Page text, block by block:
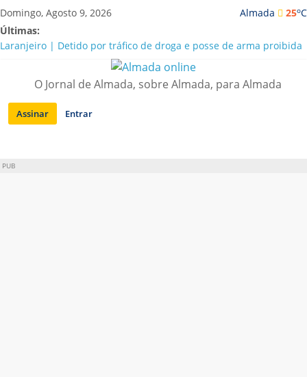
Saltar
para
conteúdo
Almada 25oC
Domingo, Agosto 9, 2026
Últimas:
Laranjeiro | Detido por tráfico de droga e posse de arma proibida
A “crise” da água em Almada: ilações e ensinamentos necessários
Costa da Caparica | Polícia Marítima e ASAE detectam
irregularidades em habitações e restaurantes
APA diz que falta de água em Almada “foi um problema de má
O Jornal de Almada, sobre Almada, para Almada
Assinar Entrar
PUB